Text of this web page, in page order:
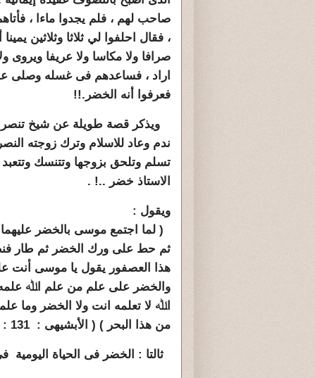
صاحب لهم ، فلم يجدوا ماءا ،
، ﻓﻘﺎﻝ ﺍﺣﻠﻔﻮﺍ ﻟﻲ ﺛﻼﺛﺎ ﻭﺛﻼﺛﻴﻦ
ﺻﺮﺍﻓﺎ ﻭﻻ ﻣﻜﺎﺳﺎ ﻭﻻ ﻋﺮﻳﻔﺎ ﻭﻳﺮﻭﻯ ﻭﻻ
اراد ، فساعدهم فى غسله وصلى
فعرفوا أنه الخضر.!!
ويذكر قصة طويلة عن شيخ تنصر
ندم وعاد للاسلام وترك زوجته
تسلم وتلحق بزوجها وتتنسك
الاستاذ خضر ..! .
ويقول :
( ﻟﻤﺎ ﺍﺟﺘﻤﻊ ﻣﻮﺳﻰ ﺑﺎﻟﺨﻀﺮ
ﺛﻢ ﺣﻂ ﻋﻠﻰ ﻭﺭﻙ ﺍﻟﺨﻀﺮ ﺛﻢ ﻃﺎﺭ
ﻫﺬﺍ ﺍﻟﻌﺼﻔﻮﺭ ﻳﻘﻮﻝ ﻳﺎ ﻣﻮﺳﻰ ﺃﻧﺖ
ﻭﺍﻟﺨﻀﺮ ﻋﻠﻰ ﻋﻠﻢ ﻣﻦ ﻋﻠﻢ ﺍﷲ ﻋﻠﻤﻪ
ﺍﷲ ﻻ ﺗﻌﻠﻤﻪ ﺍﻧﺖ ﻭﻻ ﺍﻟﺨﻀﺮ ﻭﻣﺎ
ﻣﻦ ﻫﺬﺍ ﺍﻟﺒﺤﺮ ) ( الأبشيهى : 131 : 132 ، 210 ، 211 )
ثالتا : الخضر فى الحياة